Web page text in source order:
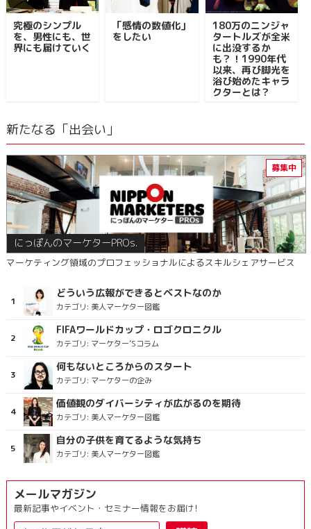
究極のシンプル
を、男性にも、世
界にも届けていく
「感情の数値化」
をしたい
180万のニンジャ
タートルズが全米
に出没するか
も？！1990年代
以来、再び脚光を
浴び始めたキャラ
クターとは？
新たなる「出会い」
にっぽんのマーケターPROs.
マーケティング領域のプロフェッショナルによるスキルシェアサービス
どういう広報ができるとベストなのか
カテゴリ: 美人マーケター図鑑
FIFAワールドカップ・ロゴクロニクル
カテゴリ: マーケター’Sコラム
何もないところからのスタート
カテゴリ: マーケターの企み
価値観のダイバーシティが広がるのを期待
カテゴリ: 美人マーケター図鑑
自分の子供を育てるような気持ち
カテゴリ: 美人マーケター図鑑
メールマガジン
最新記事やイベント・セミナー情報をお届け!